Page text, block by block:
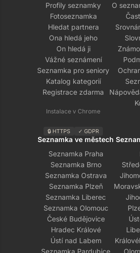
Profily seznamky
Fotoseznamka
Hledat partnera
Ona hledá jeho
On hledá ji
Vážné seznámení
Seznamka pro seniory
Katalog kategorií
Registrace zdarma
Instalace v Chrome
🔒 HTTPS ✓ GDPR
O
Seznamka ve městech
Seznamka Praha
Seznamka Brno
Seznamka Ostrava
Seznamka Plzeň
Seznamka Liberec
Seznamka Olomouc
České Budějovice
Hradec Králové
Ústí nad Labem
Seznamka Pardubice